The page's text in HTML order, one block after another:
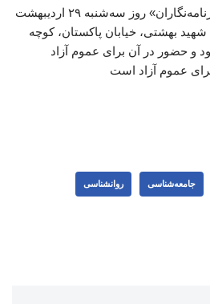
نشست «بررسی ترومای روزنامه‌نگاران» روز سه‌شنبه ۲۹ اردیبهشت
۱۲ در خیابان شهید بهشتی، خیابان پاکستان، کوچه
می‌شود و حضور در آن برای عموم آزاد
عموم آزاد است
جامعه‌شناسی روانشناسی